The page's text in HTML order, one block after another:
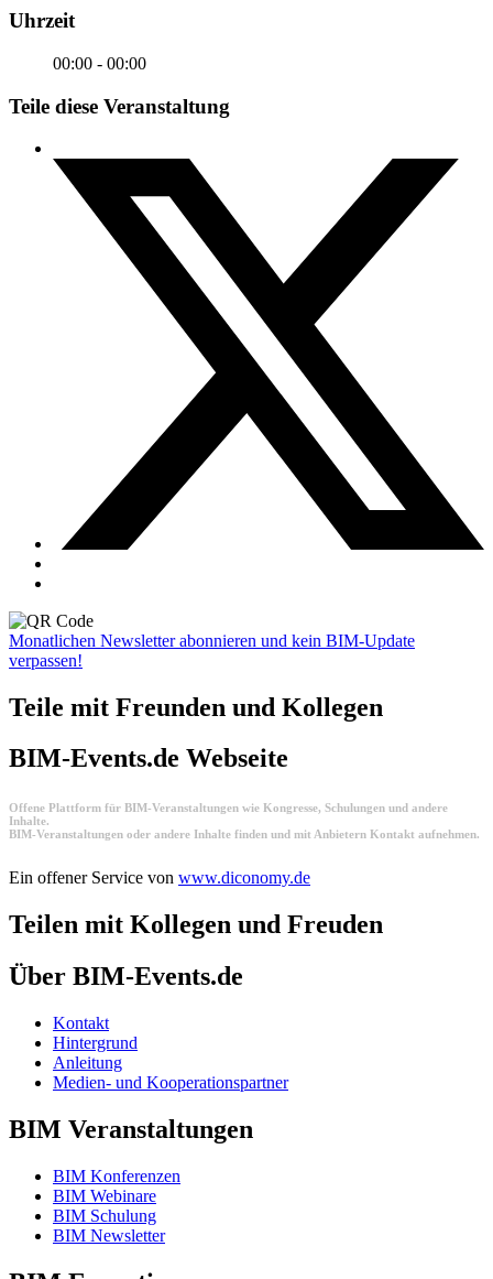
Uhrzeit
00:00 - 00:00
Teile diese Veranstaltung
Monatlichen Newsletter abonnieren und kein BIM-Update
verpassen!
Teile mit Freunden und Kollegen
BIM-Events.de Webseite
Offene Plattform für BIM-Veranstaltungen wie Kongresse, Schulungen und andere
Inhalte.
BIM-Veranstaltungen oder andere Inhalte finden und mit Anbietern Kontakt aufnehmen.
Ein offener Service von www.diconomy.de
Teilen mit Kollegen und Freuden
Über BIM-Events.de
Kontakt
Hintergrund
Anleitung
Medien- und Kooperationspartner
BIM Veranstaltungen
BIM Konferenzen
BIM Webinare
BIM Schulung
BIM Newsletter